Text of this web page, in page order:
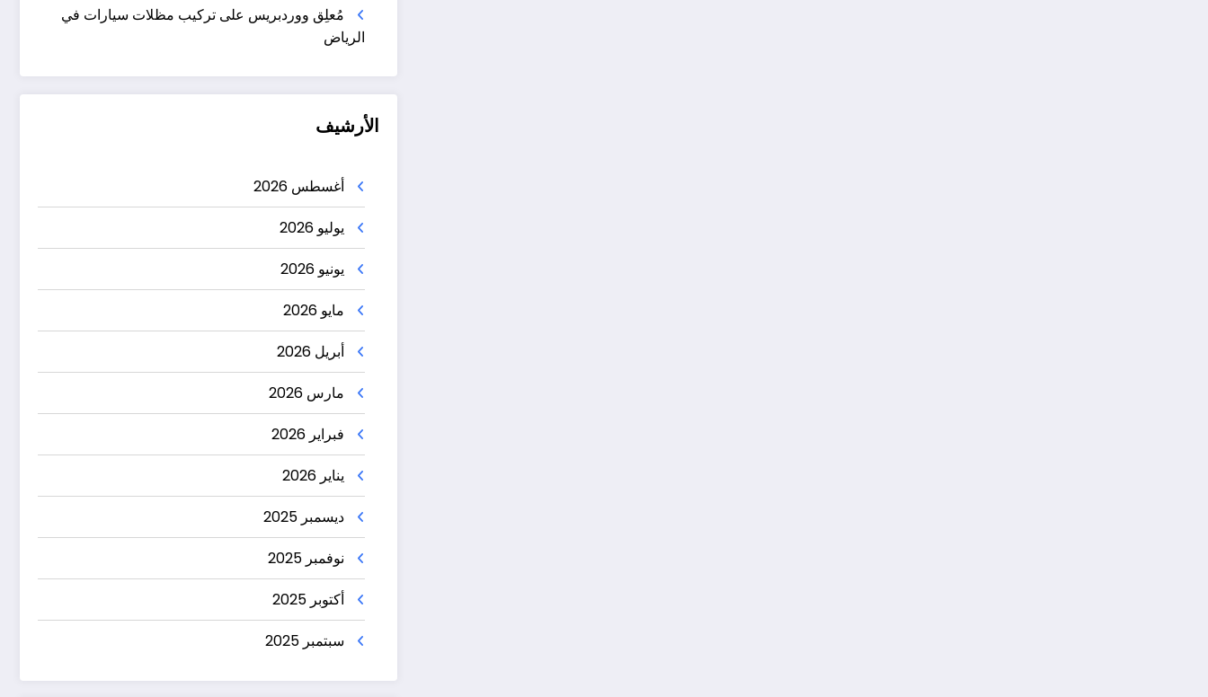
مُعلِق ووردبريس علىتركيب مظلات سيارات في
الرياض
الأرشيف
أغسطس 2026
يوليو 2026
يونيو 2026
مايو 2026
أبريل 2026
مارس 2026
فبراير 2026
يناير 2026
ديسمبر 2025
نوفمبر 2025
أكتوبر 2025
سبتمبر 2025